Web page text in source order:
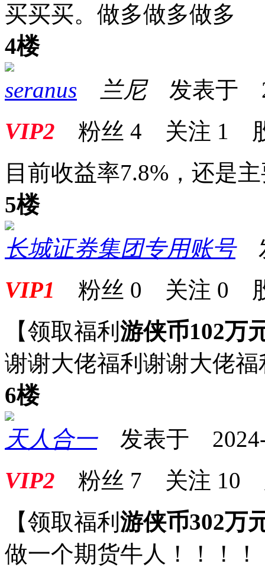
买买买。做多做多做多
4楼
seranus
兰尼发表于
VIP2 粉丝 4 关注 1
目前收益率7.8%，还是
5楼
长城证券集团专用账号
VIP1 粉丝 0 关注 0
【领取福利 游侠币102万
谢谢大佬福利谢谢大佬福
6楼
天人合一发表于 2024-
VIP2 粉丝 7 关注 10
【领取福利 游侠币302万
做一个期货牛人！！！！